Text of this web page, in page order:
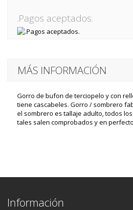
.Pagos aceptados.
MÁS INFORMACIÓN
Gorro de bufon de terciopelo y con
tiene cascabeles. Gorro / sombrero
el sombrero es tallaje adulto, todos
tales salen comprobados y en
Información